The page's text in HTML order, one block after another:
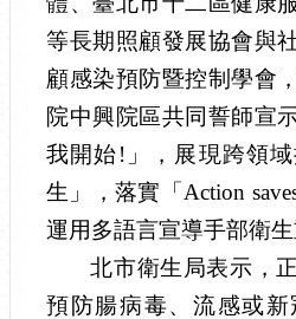
等長期照顧發展協會與
顧感染預防暨控制學會
院中興院區共同誓師宣
我開始! 」，展現跨領
生」，落實「 Action
運用多語言宣導手部衛生
北市衛生局表示，
預防腸病毒、流感或